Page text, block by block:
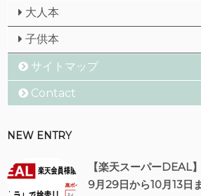
大人本
子供本
サイトマップ
Contact
NEW ENTRY
【楽天スーパーDEAL
9月29日から10月13日